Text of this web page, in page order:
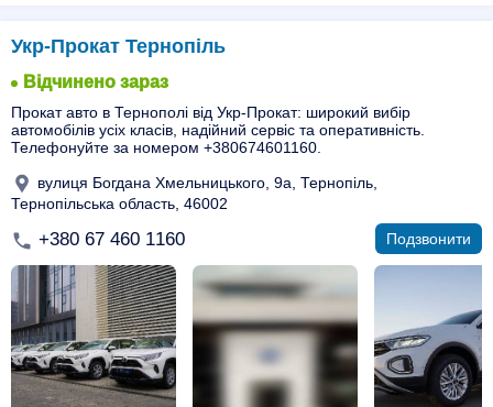
Укр-Прокат Тернопіль
Відчинено зараз
Прокат авто в Тернополі від Укр-Прокат: широкий вибір
автомобілів усіх класів, надійний сервіс та оперативність.
Телефонуйте за номером +380674601160.
вулиця Богдана Хмельницького, 9а, Тернопіль,
Тернопільська область, 46002
+380 67 460 1160 Подзвонити